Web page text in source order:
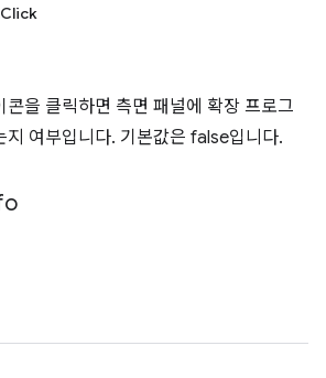
콘을 클릭하면 측면 패널에 확장 프로그
지 여부입니다. 기본값은 false입니다.